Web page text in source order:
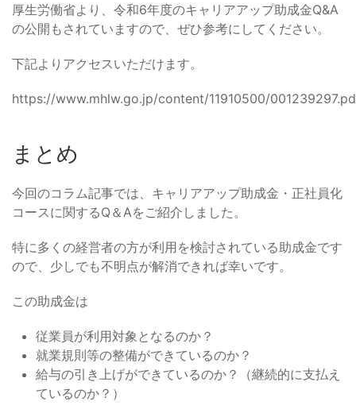
厚生労働省より、令和6年度のキャリアアップ助成金Q&A
の公開もされていますので、ぜひ参考にしてください。
下記よりアクセスいただけます。
https://www.mhlw.go.jp/content/11910500/
まとめ
今回のコラム記事では、キャリアアップ助成金・正社員化
コースに関するQ＆Aをご紹介しました。
特に多くの経営者の方が利用を検討されている助成金です
ので、少しでも不明点が解消できれば幸いです。
この助成金は
従業員が利用対象となるのか？
就業規則等の整備ができているのか？
給与の引き上げができているのか？（継続的に支払え
ているのか？）